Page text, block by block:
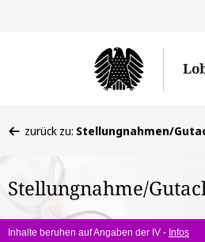
befinden
hier:
zurück zu: Stellungnahmen/
Stellungnahme/
Inhalte beruhen auf Angaben der IV - Infos